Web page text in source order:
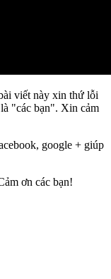
viết này xin thứ lỗi
"các bạn". Xin cảm
google + giúp
ơn các bạn!